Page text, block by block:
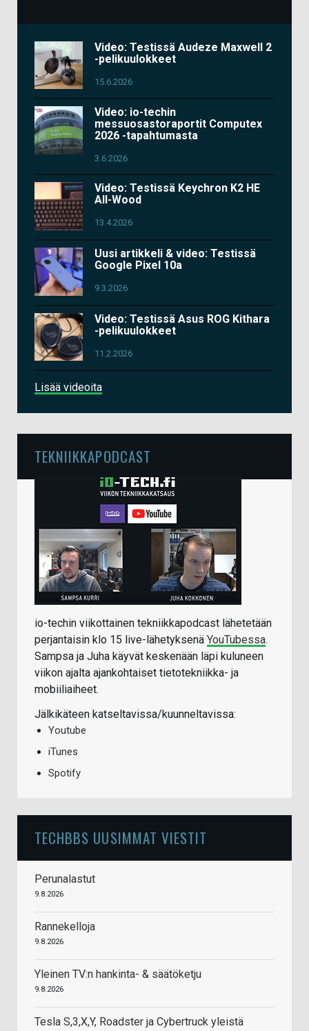
Video: Testissä Audeze Maxwell 2
-pelikuulokkeet
15.6.2026
Video: io-techin
messuosastoraportit Computex
2026 -tapahtumasta
3.6.2026
Video: Testissä Keychron K2 HE
All-Wood
13.4.2026
Uusi artikkeli & video: Testissä
Google Pixel 10a
9.3.2026
Video: Testissä Asus ROG Kithara
-pelikuulokkeet
11.2.2026
Lisää videoita
TEKNIIKKAPODCAST
io-techin viikottainen tekniikkapodcast lähetetään
perjantaisin klo 15 live-lähetyksenä YouTubessa.
Sampsa ja Juha käyvät keskenään läpi kuluneen
viikon ajalta ajankohtaiset tietotekniikka- ja
mobiiliaiheet.
Jälkikäteen katseltavissa/kuunneltavissa:
Youtube
iTunes
Spotify
TECHBBS UUSIMMAT VIESTIT
Perunalastut
9.8.2026
Rannekelloja
9.8.2026
Yleinen TV:n hankinta- & säätöketju
9.8.2026
Tesla S,3,X,Y, Roadster ja Cybertruck yleistä